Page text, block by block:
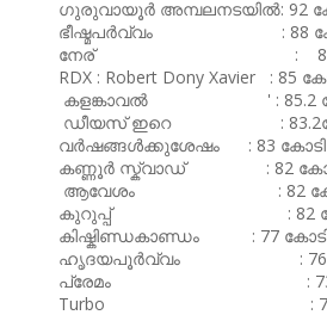
ഗുരുവായൂർ അമ്പലനടയിൽ: 92
ഭീഷ്മപർവ്വം : 88
നേര് : 87.5
RDX : Robert Dony Xavier : 85
കളങ്കാവൽ ' : 85.2
ഡീയസ് ഇറെ :
വർഷങ്ങൾക്കുശേഷം : 83 കോടി
കണ്ണൂർ സ്ക്വാഡ് : 82
ആവേശം : 82
കുറുപ്പ് : 82
കിഷ്കിണ്ഡകാണ്ഡം : 77
ഹൃദയപൂർവ്വം : 76
പ്രേമം : 73
Turbo : 72